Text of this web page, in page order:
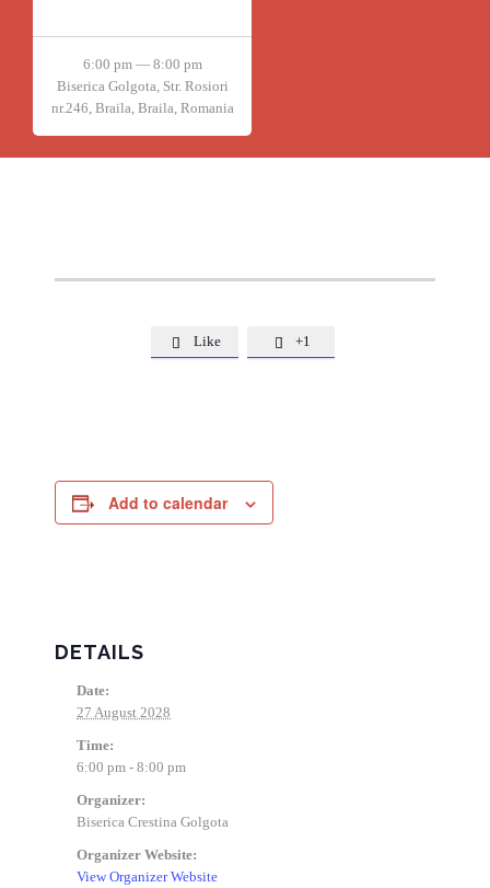
6:00 pm — 8:00 pm
Biserica Golgota, Str. Rosiori
nr.246, Braila, Braila, Romania
 Like  +1
Add to calendar
DETAILS
Date:
27 August 2028
Time:
6:00 pm - 8:00 pm
Organizer:
Biserica Crestina Golgota
Organizer Website:
View Organizer Website